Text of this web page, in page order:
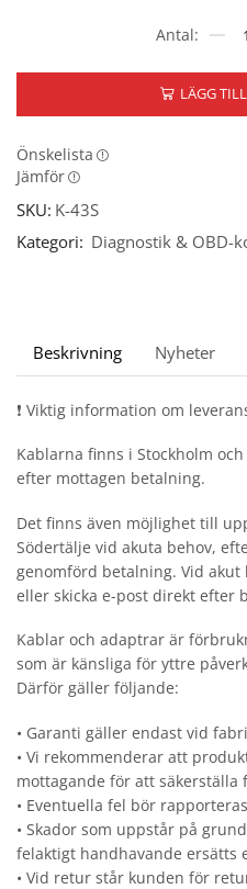
LÄGG
Önskelista
Jämför
SKU: K-43S
Kategori: Diagnostik & OBD-
Beskrivning Nyheter
❗ Viktig information om
Kablarna finns i Stockholm
efter mottagen betalning.
Det finns även möjlighet till
Södertälje vid akuta behov,
genomförd betalning. Vid
eller skicka e-post direkt efter
Kablar och adaptrar är
som är känsliga för yttre
Därför gäller följande:
• Garanti gäller endast vid
• Vi rekommenderar att
mottagande för att säkerställa
• Eventuella fel bör
• Skador som uppstår på
felaktigt handhavande ersätts
• Vid retur står kunden för